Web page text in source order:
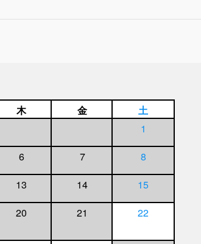
木 金
土
1
6 7
8
13 14
15
20 21 22